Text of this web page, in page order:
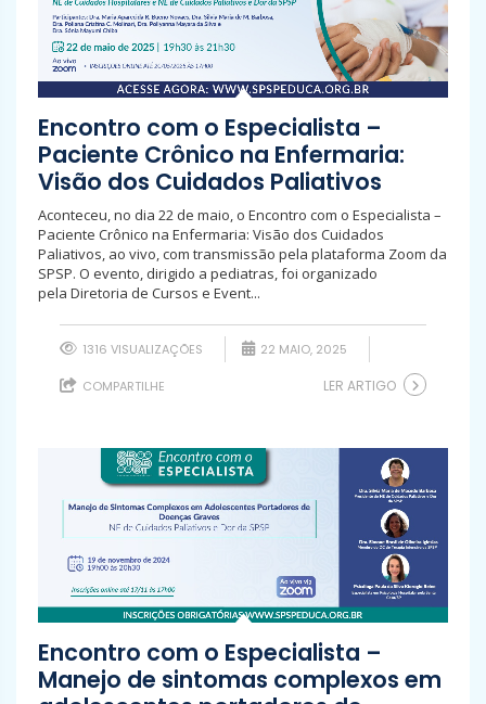
Encontro com o Especialista –
Paciente Crônico na Enfermaria:
Visão dos Cuidados Paliativos
Aconteceu, no dia 22 de maio, o Encontro com o Especialista –
Paciente Crônico na Enfermaria: Visão dos Cuidados
Paliativos, ao vivo, com transmissão pela plataforma Zoom da
SPSP. O evento, dirigido a pediatras, foi organizado
pela Diretoria de Cursos e Event...
1316 VISUALIZAÇÕES 22 MAIO, 2025
COMPARTILHE LER ARTIGO
Encontro com o Especialista –
Manejo de sintomas complexos em